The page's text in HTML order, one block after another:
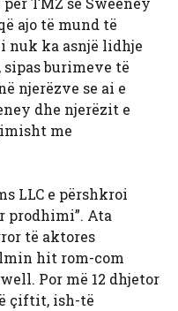
ajo të mund të
nuk ka asnjë lidhje
sipas burimeve të
njerëzve se ai e
dhe njerëzit e
me
LLC e përshkroi
prodhimi”. Ata
të aktores
hit rom-com
Por më 12 dhjetor
çiftit, ish-të